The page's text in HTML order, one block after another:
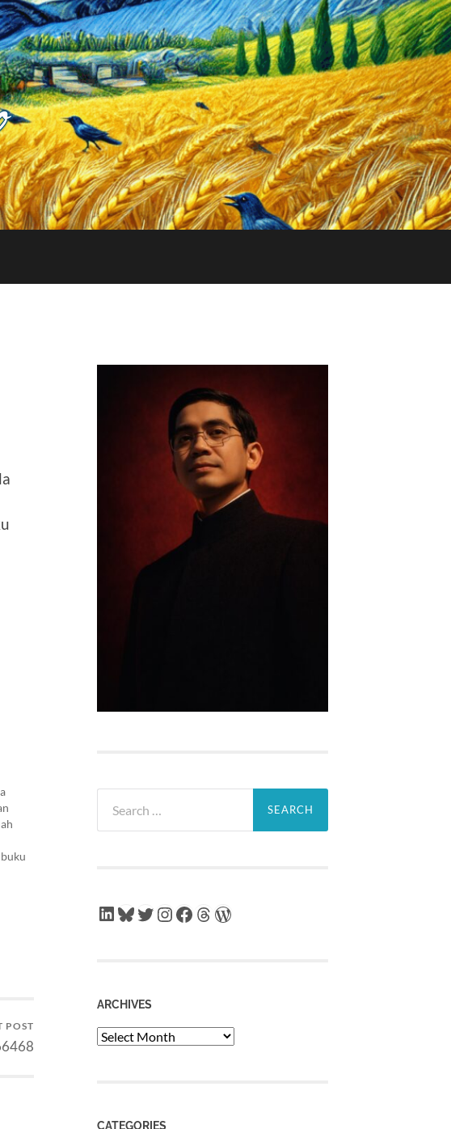
POST
for:
LinkedIn
Bluesky
Twitter
Instagram
Facebook
Threads
WordPress
ARCHIVES
Archives
CATEGORIES